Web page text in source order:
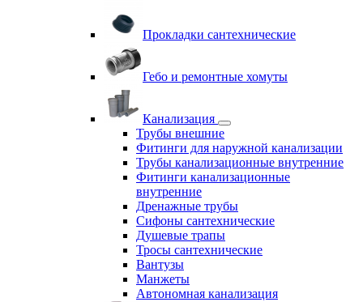
Прокладки сантехнические
Гебо и ремонтные хомуты
Канализация
Трубы внешние
Фитинги для наружной канализации
Трубы канализационные внутренние
Фитинги канализационные
внутренние
Дренажные трубы
Сифоны сантехнические
Душевые трапы
Тросы сантехнические
Вантузы
Манжеты
Автономная канализация